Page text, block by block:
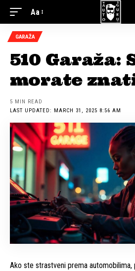
Aa
GARAŽA
510 Garaža:
morate
LAST UPDATED: MARCH 31, 2025 8:56 AM
5 MIN READ
Ako ste strastveni prema automobilima,